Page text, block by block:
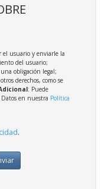
el usuario y enviarle la
del usuario;
obligación legal;
derechos, como se
: Puede
en nuestra Política
.